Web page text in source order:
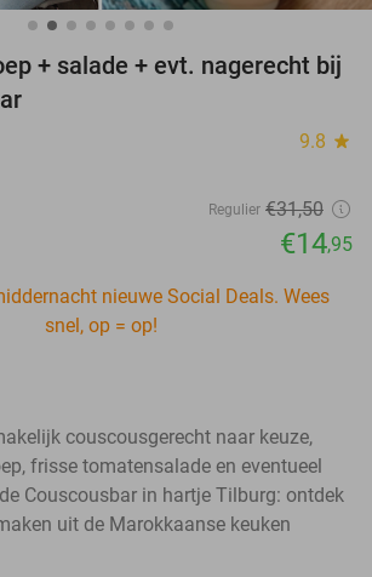
+ salade + evt. nagerecht bij
9.8 star
Regulier €31,50
€14,95
nieuwe Social Deals. Wees
snel, op = op!
couscousgerecht naar keuze,
frisse tomatensalade en eventueel
Couscousbar in hartje Tilburg: ontdek
uit de Marokkaanse keuken